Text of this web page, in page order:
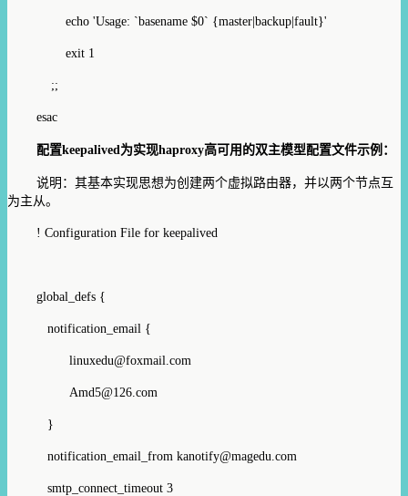
echo 'Usage: `basename $0` {master|backup|fault}'
exit 1
;;
esac
配置keepalived为实现haproxy高可用的双主模型配置文件示例：
说明：其基本实现思想为创建两个虚拟路由器，并以两个节点互
为主从。
! Configuration File for keepalived
global_defs {
notification_email {
linuxedu@foxmail.com
Amd5@126.com
}
notification_email_from kanotify@magedu.com
smtp_connect_timeout 3